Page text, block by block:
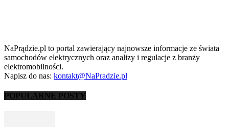
NaPrądzie.pl to portal zawierający najnowsze informacje ze świata
samochodów elektrycznych oraz analizy i regulacje z branży
elektromobilności.
Napisz do nas: kontakt@NaPradzie.pl
POPULARNE POSTY